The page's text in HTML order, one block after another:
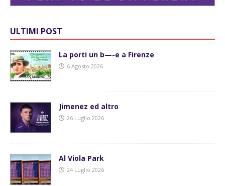
ULTIMI POST
La porti un b—-e a Firenze
6 Agosto 2026
Jimenez ed altro
26 Luglio 2026
Al Viola Park
24 Luglio 2026